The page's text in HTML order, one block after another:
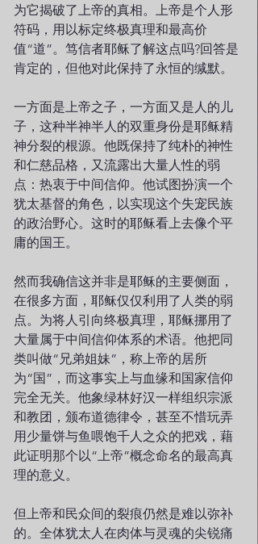
为它揭破了上帝的真相。上帝是个人形
符码，用以标定终极真理和最高价
值“道”。笃信者耶稣了解这点吗?回答是
肯定的，但他对此保持了永恒的缄默。
一方面是上帝之子，一方面又是人的儿
子，这种半神半人的双重身份是耶稣精
神分裂的根源。他既保持了纯朴的神性
和仁慈品格，又流露出大量人性的弱
点：热衷于中间信仰。他试图扮演一个
犹太基督的角色，以实现这个失宠民族
的政治野心。这时的耶稣看上去像个平
庸的国王。
然而我确信这并非是耶稣的主要侧面，
在很多方面，耶稣仅仅利用了人类的弱
点。为将人引向终极真理，耶稣挪用了
大量属于中间信仰体系的术语。他把同
类叫做“兄弟姐妹”，称上帝的居所
为“国”，而这事实上与血缘和国家信仰
完全无关。他象绿林好汉一样组织宗派
和教团，颁布道德律令，甚至不惜玩弄
用少量饼与鱼喂饱千人之众的把戏，藉
此证明那个以“上帝”概念命名的最高真
理的意义。
但上帝和民众间的裂痕仍然是难以弥补
的。全体犹太人在肉体与灵魂的尖锐痛